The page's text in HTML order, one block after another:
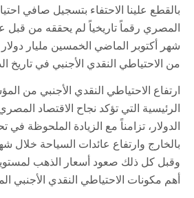
الدولار
مغلقة
بالقطع علينا الاحتفاء بتسجيل صافي
المصري رقماً تاريخياً لم يحققه من قبل
شهر أكتوبر الماضي الخمسين مليار دولار
من الاحتياطي النقدي الأجنبي في تاريخ
ارتفاع الاحتياطي النقدي الأجنبي من
الرئيسية التي تؤكد نجاح الاقتصاد
الدولار، تزامناً مع الزيادة الملحوظة في
بالخارج وارتفاع عائدات السياحة خلال
وقبل كل ذلك صعود أسعار الذهب
أهم مكونات الاحتياطي النقدي الأجنبي